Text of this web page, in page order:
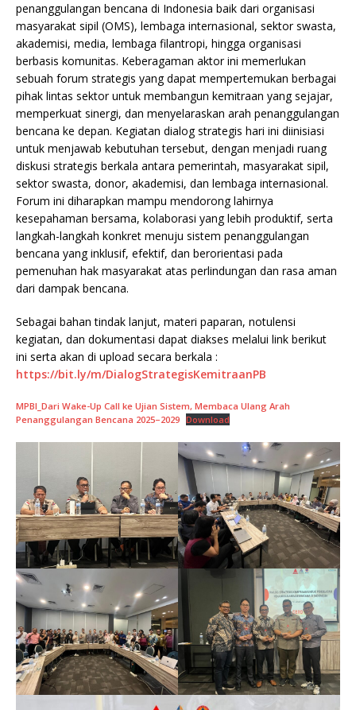
penanggulangan bencana di Indonesia baik dari organisasi
masyarakat sipil (OMS), lembaga internasional, sektor swasta,
akademisi, media, lembaga filantropi, hingga organisasi
berbasis komunitas. Keberagaman aktor ini memerlukan
sebuah forum strategis yang dapat mempertemukan berbagai
pihak lintas sektor untuk membangun kemitraan yang sejajar,
memperkuat sinergi, dan menyelaraskan arah penanggulangan
bencana ke depan. Kegiatan dialog strategis hari ini diinisiasi
untuk menjawab kebutuhan tersebut, dengan menjadi ruang
diskusi strategis berkala antara pemerintah, masyarakat sipil,
sektor swasta, donor, akademisi, dan lembaga internasional.
Forum ini diharapkan mampu mendorong lahirnya
kesepahaman bersama, kolaborasi yang lebih produktif, serta
langkah-langkah konkret menuju sistem penanggulangan
bencana yang inklusif, efektif, dan berorientasi pada
pemenuhan hak masyarakat atas perlindungan dan rasa aman
dari dampak bencana.
Sebagai bahan tindak lanjut, materi paparan, notulensi
kegiatan, dan dokumentasi dapat diakses melalui link berikut
ini serta akan di upload secara berkala :
https://bit.ly/m/DialogStrategisKemitraanPB
MPBI_Dari Wake-Up Call ke Ujian Sistem, Membaca Ulang Arah
Penanggulangan Bencana 2025–2029 Download